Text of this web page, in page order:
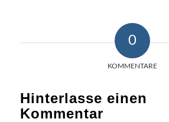
0
KOMMENTARE
Hinterlasse einen
Kommentar